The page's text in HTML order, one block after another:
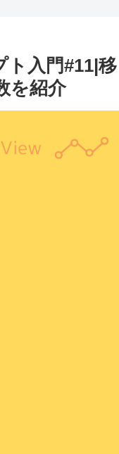
ト入門#11|移
を紹介